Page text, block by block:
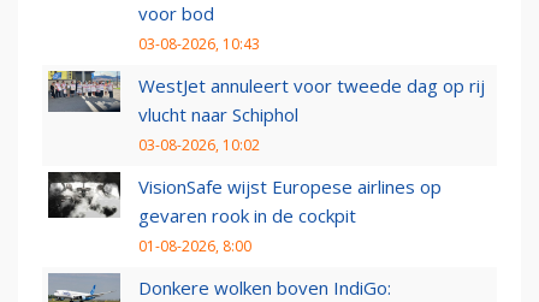
voor bod
03-08-2026, 10:43
WestJet annuleert voor tweede dag op rij
vlucht naar Schiphol
03-08-2026, 10:02
VisionSafe wijst Europese airlines op
gevaren rook in de cockpit
01-08-2026, 8:00
Donkere wolken boven IndiGo: